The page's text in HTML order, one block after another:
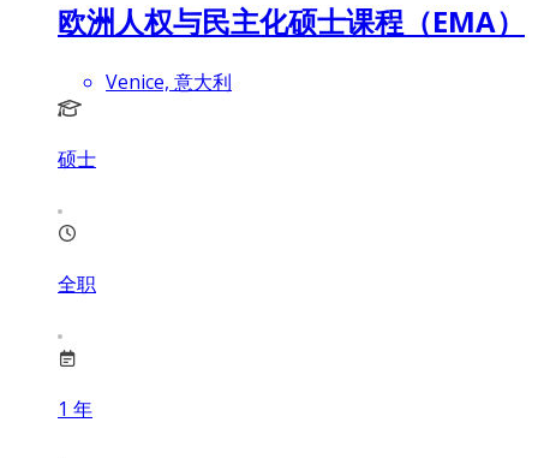
欧洲人权与民主化硕士课程（EMA）
Venice, 意大利
硕士
全职
1 年